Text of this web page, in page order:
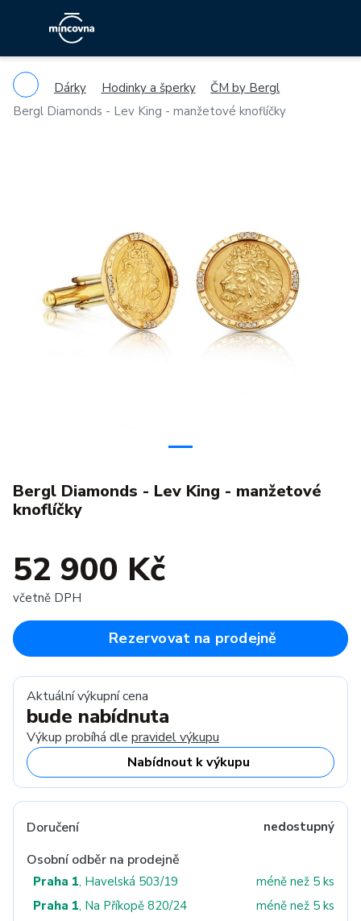
Dárky Hodinky a šperky
ČM by Bergl
Bergl Diamonds - Lev King - manžetové knoflíčky
Previous
Bergl Diamonds - Lev King - manžetové
knoflíčky
52 900 Kč
včetně DPH
Rezervovat na prodejně
Aktuální výkupní cena
bude nabídnuta
Výkup probíhá dle pravidel výkupu
Nabídnout k výkupu
Doručení nedostupný
Osobní odběr na prodejně
Praha 1, Havelská 503/19
méně než 5 ks
Praha 1, Na Příkopě 820/24
méně než 5 ks